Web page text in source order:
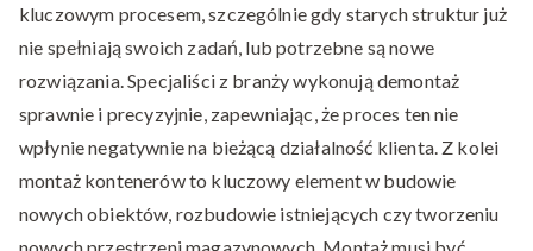
kluczowym procesem, szczególnie gdy starych struktur już
nie spełniają swoich zadań, lub potrzebne są nowe
rozwiązania. Specjaliści z branży wykonują demontaż
sprawnie i precyzyjnie, zapewniając, że proces ten nie
wpłynie negatywnie na bieżącą działalność klienta. Z kolei
montaż kontenerów to kluczowy element w budowie
nowych obiektów, rozbudowie istniejących czy tworzeniu